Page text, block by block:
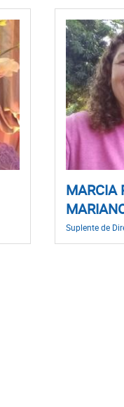
MARCIA
Suplente de